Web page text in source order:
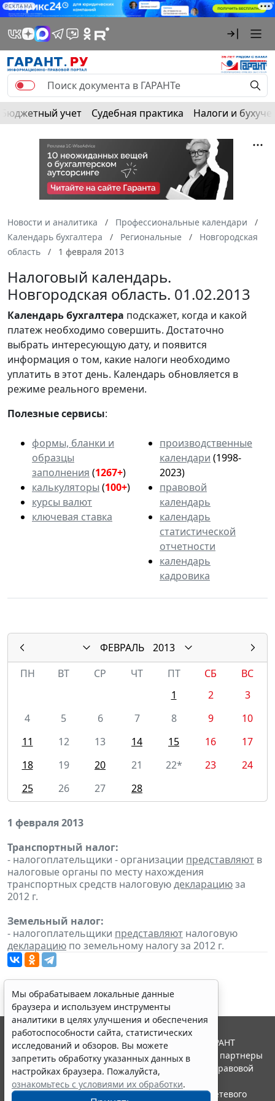
РЕКЛАМА
Бюджетный учет Судебная практика Налоги и
Новости и аналитика
Профессиональные календари
Календарь бухгалтера
Региональные
Новгородская
область
1 февраля 2013
Налоговый календарь.
Новгородская область. 01.02.2013
Календарьбухгалтера подскажет, когда и какой
платеж необходимо совершить. Достаточно
выбрать интересующую дату, и появится
информация о том, какие налоги необходимо
уплатить в этот день. Календарь обновляется в
режиме реального времени.
Полезные сервисы:
формы, бланки и
образцы
заполнения (1267+)
калькуляторы (100+)
курсы валют
ключевая ставка
производственные
календари (1998-
2023)
правовой
календарь
календарь
статистической
отчетности
календарь
кадровика
ФЕВРАЛЬ
2013
ПН
ВТ СР ЧТ ПТ СБ
ВС
1
2
3
4
5 6 7 8 9
10
11
12 13 14 15 16
17
18
19 20 21 22* 23
24
25
26 27 28
1 февраля 2013
Транспортный налог:
- налогоплательщики - организации представляют в
налоговые органы по месту нахождения
транспортных средств налоговуюдекларациюза
2012 г.
Земельный налог:
- налогоплательщики представляют налоговую
декларацию по земельному налогу за 2012 г.
Мы обрабатываем локальные данные
браузера и используем инструменты
аналитики в целях улучшения и обеспечения
работоспособности сайта, статистических
исследований и обзоров. Вы можете
запретить обработку указанных данных в
настройках браузера. Пожалуйста,
ознакомьтесь с условиями их обработки.
© ООО "НПП "ГАРАНТ-СЕРВИС", 2026. Система ГАРАНТ
выпускается с 1990 года. Компания "Гарант" и ее партнеры
являются участниками Российской ассоциации правовой
информации ГАРАНТ.
Портал ГАРАНТ.РУ зарегистрирован в качестве сетевого